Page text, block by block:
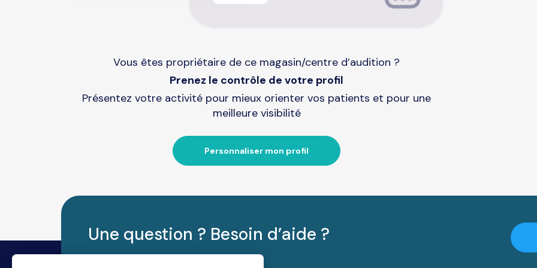
Vous êtes propriétaire de ce magasin/centre d’audition ?
Prenez le contrôle de votre profil
Présentez votre activité pour mieux orienter vos patients et pour une
meilleure visibilité
Personnaliser mon profil
Une question ? Besoin d’aide ?